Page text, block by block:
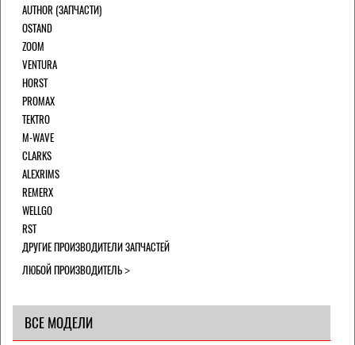
AUTHOR (ЗАПЧАСТИ)
OSTAND
ZOOM
VENTURA
HORST
PROMAX
TEKTRO
M-WAVE
CLARKS
ALEXRIMS
REMERX
WELLGO
RST
ДРУГИЕ ПРОИЗВОДИТЕЛИ ЗАПЧАСТЕЙ
ЛЮБОЙ ПРОИЗВОДИТЕЛЬ
ВСЕ МОДЕЛИ